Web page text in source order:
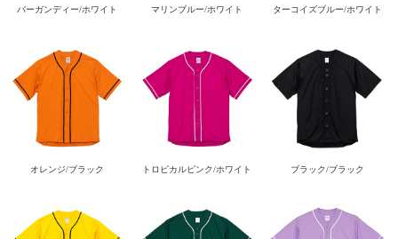
バーガンディー/ホワイト マリンブルー/ホワイト ターコイズブルー/ホワイト
オレンジ/ブラック トロピカルピンク/ホワイト ブラック/ブラック